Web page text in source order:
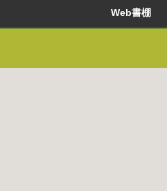
Web書棚